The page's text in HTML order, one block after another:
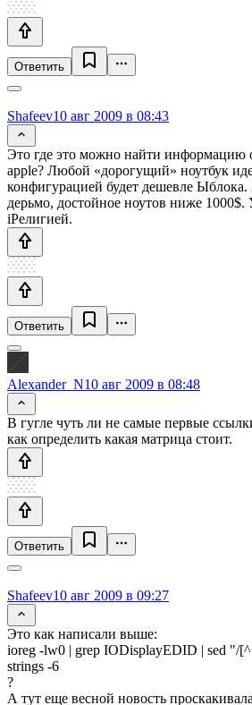
Ответить
Shafeev10 авг 2009 в 08:43
Это где это можно найти информацию
apple? Любой «дорогущий» ноутбук
конфигурацией будет дешевле
дерьмо, достойное ноутов ниже 1000$.
iРелигией.
Ответить
Alexander_N10 авг 2009 в 08:48
В гугле чуть ли не самые первые
как определить какая матрица стоит.
Ответить
Shafeev10 авг 2009 в 09:27
Это как написали выше:
ioreg -lw0 | grep IODisplayEDID | sed "/
strings -6
?
А тут еще весной новость